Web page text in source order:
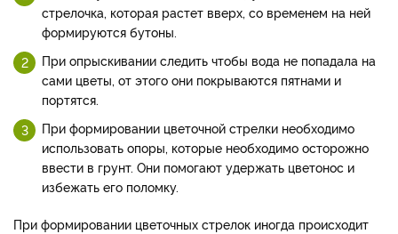
стрелочка, которая растет вверх, со временем на ней
формируются бутоны.
При опрыскивании следить чтобы вода не попадала на
сами цветы, от этого они покрываются пятнами и
портятся.
При формировании цветочной стрелки необходимо
использовать опоры, которые необходимо осторожно
ввести в грунт. Они помогают удержать цветонос и
избежать его поломку.
При формировании цветочных стрелок иногда происходит